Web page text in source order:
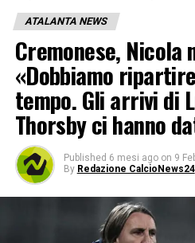
ATALANTA NEWS
Cremonese,
«Dobbiamo
tempo. Gli arrivi di
Thorsby ci hanno
Published 6 mesi ago on 9
By Redazione CalcioNews24